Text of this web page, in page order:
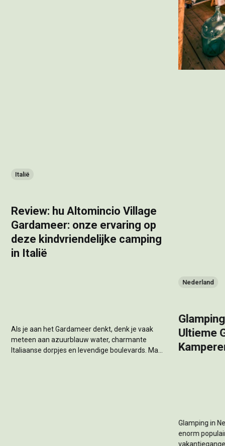
Italië
Review: hu Altomincio Village
Gardameer: onze ervaring op
deze kindvriendelijke camping
in Italië
Als je aan het Gardameer denkt, denk je vaak
meteen aan azuurblauw water, charmante
Italiaanse dorpjes en levendige boulevards. Maar
Nederland
Ultieme
Glamping in
enorm